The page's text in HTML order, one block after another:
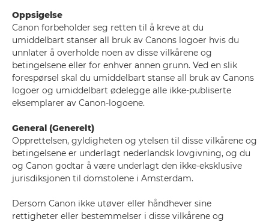
Oppsigelse
Canon forbeholder seg retten til å kreve at du
umiddelbart stanser all bruk av Canons logoer hvis du
unnlater å overholde noen av disse vilkårene og
betingelsene eller for enhver annen grunn. Ved en slik
forespørsel skal du umiddelbart stanse all bruk av Canons
logoer og umiddelbart ødelegge alle ikke-publiserte
eksemplarer av Canon-logoene.
General (Generelt)
Opprettelsen, gyldigheten og ytelsen til disse vilkårene og
betingelsene er underlagt nederlandsk lovgivning, og du
og Canon godtar å være underlagt den ikke-eksklusive
jurisdiksjonen til domstolene i Amsterdam.
Dersom Canon ikke utøver eller håndhever sine
rettigheter eller bestemmelser i disse vilkårene og